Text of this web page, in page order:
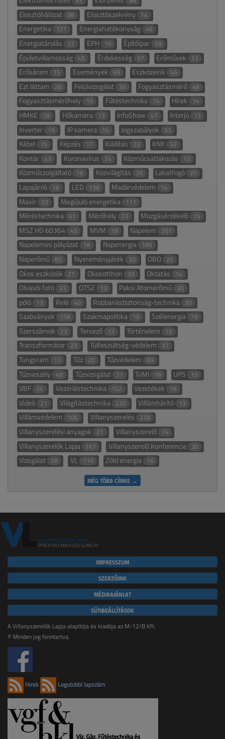
Elosztóhálózat 38 Elosztószekrény 14
Energetika 121 Energiahatékonyság 46
Energiatárolás 32 EPH 16 Építőipar 58
Épületvillamosság 45 Érdekesség 97 Erőművek 33
Erősáram 15 Események 69 Eszközeink 46
Ezt láttam 26 Felülvizsgálat 35 Fogyasztásmérő 48
Fogyasztásmérőhely 19 Fűtéstechnika 14 Hírek 14
HMKE 18 Hőkamera 13 InfoShow 47 Interjú 13
Inverter 19 IP kamera 14 Jogszabályok 53
Kábel 15 Képzés 17 Kiállítás 23 KNX 32
Kontár 43 Koronavírus 24 Közműcsatlakozás 13
Közműszolgáltató 16 Közvilágítás 26 Lakatfogó 25
Lapajánló 16 LED 138 Madárvédelem 14
Mavir 23 Megújuló energetika 111
Méréstechnika 61 Mérőhely 23 Mozgásérzékelő 15
MSZ HD 60364 45 MVM 19 Napelem 207
Napelemes pályázat 18 Napenergia 180
Naperőmű 85 Nyereményjáték 30 OBO 20
Okos eszközök 21 Okosotthon 33 Oktatás 14
Olvasói fotó 33 OTSZ 13 Paksi Atomerőmű 30
póló 13 Relé 40 Robbanásbiztonság-technika 30
Szabványok 158 Szakmapolitika 15 Szélenergia 19
Szerszámok 23 Tervező 13 Történelem 15
Transzformátor 23 Túlfeszültség-védelem 37
Tungsram 13 Tűz 20 Tűzvédelem 83
Tűzveszély 49 Tűzvizsgálat 21 TvMI 18 UPS 15
VBF 26 Vezérléstechnika 102 Vezetékek 16
Videó 21 Világítástechnika 220 Villámhárító 13
Villámvédelem 106 Villanyszerelés 228
Villanyszerelési anyagok 21 Villanyszerelő 74
Villanyszerelők Lapja 167 Villanyszerelő Konferencia 30
Vizsgálat 28 VL 110 Zöld energia 16
MÉG TÖBB CÍMKE →
IMPRESSZUM
SZERZŐINK
MÉDIAAJÁNLAT
SÜTIBEÁLLÍTÁSOK
A Villanyszerelők Lapja alapítója és kiadója az M-12/B Kft.
© Minden jog fenntartva.
Hírek Legutóbbi lapszám